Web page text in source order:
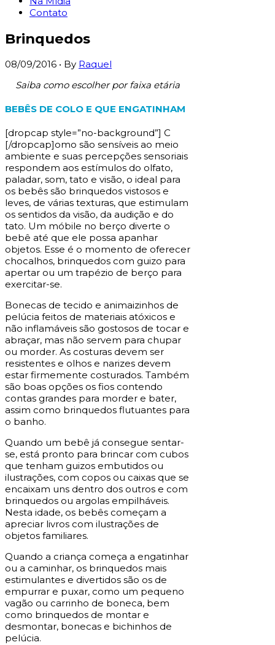
Contato
Brinquedos
08/09/2016 • By Raquel
Saiba como escolher por faixa etária
BEBÊS DE COLO E QUE ENGATINHAM
[dropcap style=”no-background”] C
[/dropcap]omo são sensíveis ao meio
ambiente e suas percepções sensoriais
respondem aos estímulos do olfato,
paladar, som, tato e visão, o ideal para
os bebês são brinquedos vistosos e
leves, de várias texturas, que estimulam
os sentidos da visão, da audição e do
tato. Um móbile no berço diverte o
bebê até que ele possa apanhar
objetos. Esse é o momento de oferecer
chocalhos, brinquedos com guizo para
apertar ou um trapézio de berço para
exercitar-se.
Bonecas de tecido e animaizinhos de
pelúcia feitos de materiais atóxicos e
não inflamáveis são gostosos de tocar e
abraçar, mas não servem para chupar
ou morder. As costuras devem ser
resistentes e olhos e narizes devem
estar firmemente costurados. Também
são boas opções os fios contendo
contas grandes para morder e bater,
assim como brinquedos flutuantes para
o banho.
Quando um bebê já consegue sentar-
se, está pronto para brincar com cubos
que tenham guizos embutidos ou
ilustrações, com copos ou caixas que se
encaixam uns dentro dos outros e com
brinquedos ou argolas empilháveis.
Nesta idade, os bebês começam a
apreciar livros com ilustrações de
objetos familiares.
Quando a criança começa a engatinhar
ou a caminhar, os brinquedos mais
estimulantes e divertidos são os de
empurrar e puxar, como um pequeno
vagão ou carrinho de boneca, bem
como brinquedos de montar e
desmontar, bonecas e bichinhos de
pelúcia.